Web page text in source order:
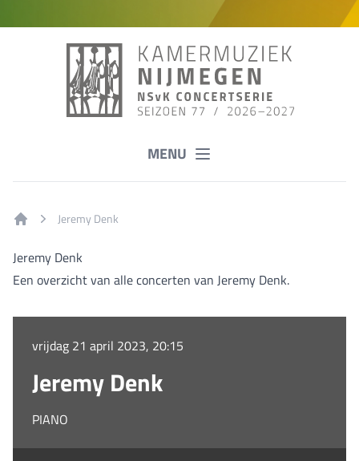
MENU
Jeremy Denk
Jeremy Denk
Een overzicht van alle concerten van Jeremy Denk.
vrijdag 21 april 2023, 20:15
Jeremy Denk
PIANO